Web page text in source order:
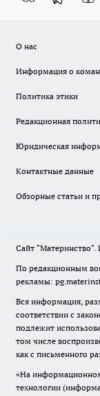
О нас
Информация о
Политика этики
Редакционная
Юридическая
Контактные данные
Обзорные статьи и
Сайт
По редакционным
рекламы:
Вся информация,
соответствии с
подлежит
том числе
как с письменного
«На
технологии